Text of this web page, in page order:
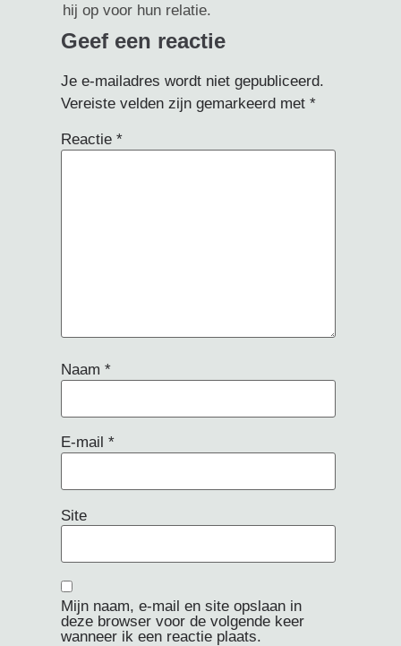
hij op voor hun relatie.
Geef een reactie
Je e-mailadres wordt niet gepubliceerd.
Vereiste velden zijn gemarkeerd met*
Reactie*
Naam*
E-mail*
Site
Mijn naam, e-mail en site opslaan in
deze browser voor de volgende keer
wanneer ik een reactie plaats.